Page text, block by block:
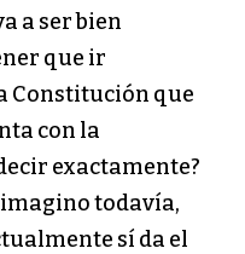
a ser bien
que ir
Constitución que
con la
exactamente?
imagino todavía,
sí da el